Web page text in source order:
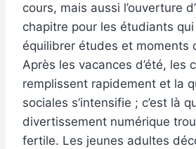
cours, mais aussi l’ouverture
chapitre pour les étudiants
équilibrer études et moments
Après les vacances d’été, les
remplissent rapidement et la
sociales s’intensifie ; c’est là
divertissement numérique
fertile. Les jeunes adultes